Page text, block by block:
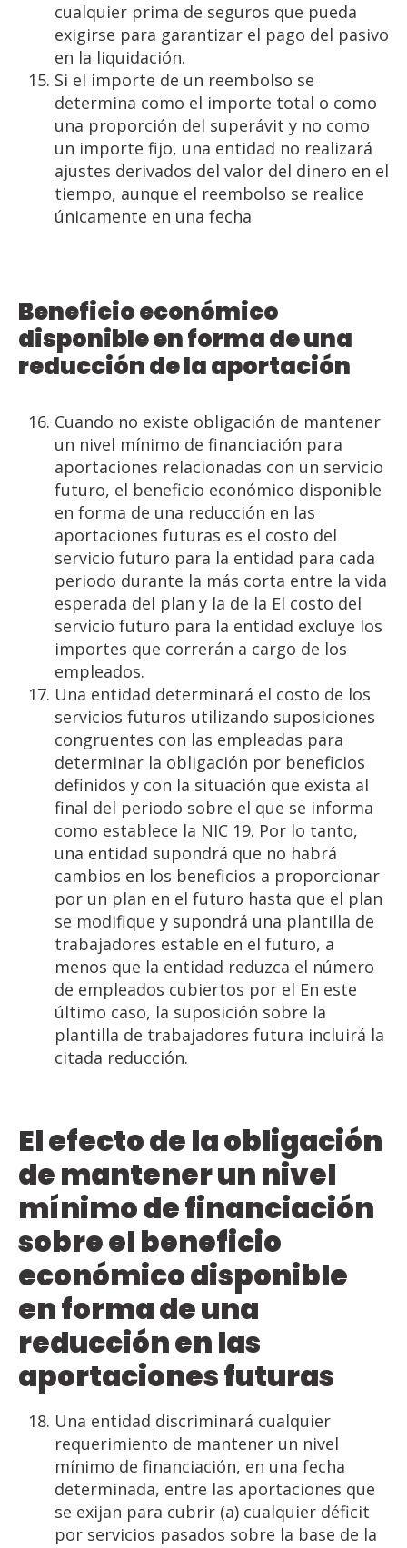
cualquier prima de seguros que pueda
exigirse para garantizar el pago del pasivo
en la liquidación.
Si el importe de un reembolso se
determina como el importe total o como
una proporción del superávit y no como
un importe fijo, una entidad no realizará
ajustes derivados del valor del dinero en el
tiempo, aunque el reembolso se realice
únicamente en una fecha
Beneficio económico
disponible en forma de una
reducción de la aportación
Cuando no existe obligación de mantener
un nivel mínimo de financiación para
aportaciones relacionadas con un servicio
futuro, el beneficio económico disponible
en forma de una reducción en las
aportaciones futuras es el costo del
servicio futuro para la entidad para cada
periodo durante la más corta entre la vida
esperada del plan y la de la El costo del
servicio futuro para la entidad excluye los
importes que correrán a cargo de los
empleados.
Una entidad determinará el costo de los
servicios futuros utilizando suposiciones
congruentes con las empleadas para
determinar la obligación por beneficios
definidos y con la situación que exista al
final del periodo sobre el que se informa
como establece la NIC 19. Por lo tanto,
una entidad supondrá que no habrá
cambios en los beneficios a proporcionar
por un plan en el futuro hasta que el plan
se modifique y supondrá una plantilla de
trabajadores estable en el futuro, a
menos que la entidad reduzca el número
de empleados cubiertos por el En este
último caso, la suposición sobre la
plantilla de trabajadores futura incluirá la
citada reducción.
El efecto de la obligación
de mantener un nivel
mínimo de financiación
sobre el beneficio
económico disponible
en forma de una
reducción en las
aportaciones futuras
Una entidad discriminará cualquier
requerimiento de mantener un nivel
mínimo de financiación, en una fecha
determinada, entre las aportaciones que
se exijan para cubrir (a) cualquier déficit
por servicios pasados sobre la base de la